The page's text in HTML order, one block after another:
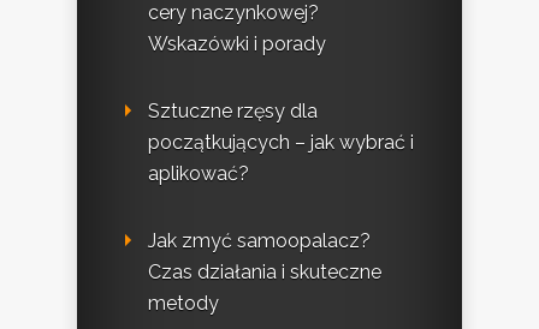
cery naczynkowej?
Wskazówki i porady
Sztuczne rzęsy dla
początkujących – jak wybrać i
aplikować?
Jak zmyć samoopalacz?
Czas działania i skuteczne
metody